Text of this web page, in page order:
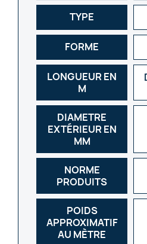
TYPE
FORME
LONGUEUR EN
M
DIAMETRE
EXTÉRIEUR EN
MM
NORME
PRODUITS
POIDS
APPROXIMATIF
AU MÈTRE